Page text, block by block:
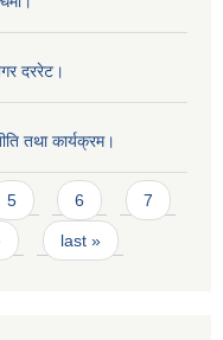
दररेट।
तथा कार्यक्रम।
5 6 7
last »